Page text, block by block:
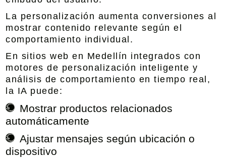
La personalización aumenta conversiones al
mostrar contenido relevante según el
comportamiento individual.
En sitios web en Medellín integrados con
motores de personalización inteligente y
análisis de comportamiento en tiempo rea l,
la IA puede:
Mostrar productos relacionados
automáticamente
Ajustar mensajes según ubicación o
dispositivo